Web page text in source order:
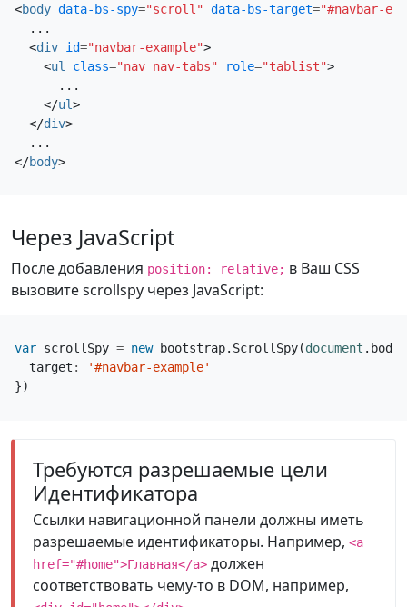
Обратите внимание, что при
соответствующая ссылка
<body data-bs-spy="scroll" data-bs-target="#navbar-
  ...
<div id="navbar-example">
<ul class="nav nav-tabs" role="tablist">
      ...
</ul>
</div>
</body>
Через JavaScript
После добавления position: relative; в Ваш CSS
вызовите scrollspy через JavaScript:
var scrollSpy = new bootstrap. ScrollSpy(document . body
target :
'#navbar-example'
})
Требуются разрешаемые цели
Идентификатора
Ссылки навигационной панели должны иметь
разрешаемые идентификаторы. Например, <a
href="#home">Главная</a> должен
соответствовать чему-то в DOM, например,